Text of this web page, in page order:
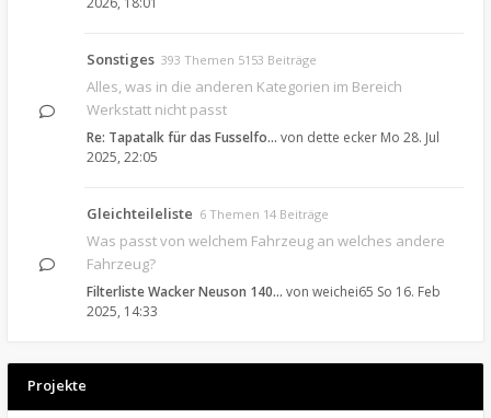
Sonstiges 393 Themen 5153 Beiträge
Alles, was in die anderen Kategorien im Bereich
Werkstatt nicht passt
Re: Tapatalk für das Fusselfo… von dette ecker Mo 28. Jul
2025, 22:05
Gleichteileliste 6 Themen 14 Beiträge
Was passt von welchem Fahrzeug an welches andere
Fahrzeug?
Filterliste Wacker Neuson 140… von weichei65 So 16. Feb
2025, 14:33
Projekte